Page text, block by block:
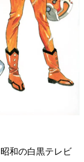
和の白黒テレビ